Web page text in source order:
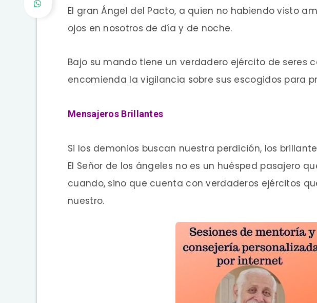
El gran Ángel del Pacto, a quien no habiendo visto
ojos en nosotros de día y de noche.
Bajo su mando tiene un verdadero ejército de seres
encomienda la vigilancia sobre sus escogidos para
Mensajeros Brillantes
Si los demonios buscan nuestra perdición, los
El Señor de los ángeles no es un huésped pasajero
cuando, sino que cuenta con verdaderos ejércitos
nuestro.